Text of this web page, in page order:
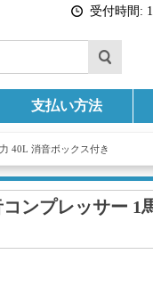
受付時間:
支払い方法
40L 消音ボックス付き
ンプレッサー 1